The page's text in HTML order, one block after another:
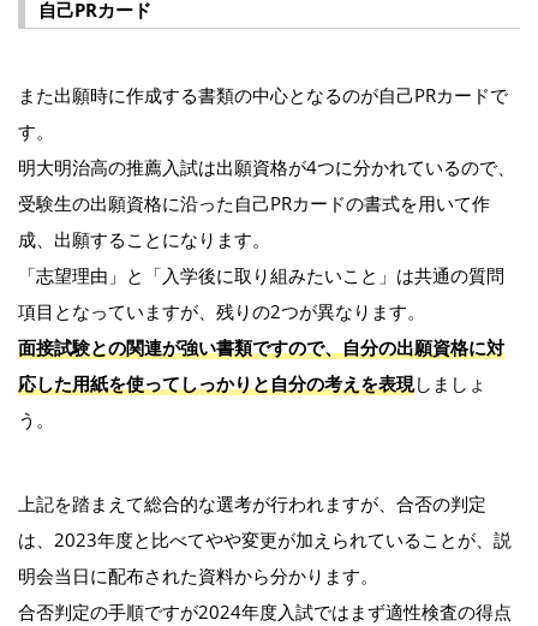
自己PRカード
また出願時に作成する書類の中心となるのが自己PRカードで
す。
明大明治高の推薦入試は出願資格が4つに分かれているので、
受験生の出願資格に沿った自己PRカードの書式を用いて作
成、出願することになります。
「志望理由」と「入学後に取り組みたいこと」は共通の質問
項目となっていますが、残りの2つが異なります。
面接試験との関連が強い書類ですので、自分の出願資格に対
応した用紙を使ってしっかりと自分の考えを表現しましょ
う。
上記を踏まえて総合的な選考が行われますが、合否の判定
は、2023年度と比べてやや変更が加えられていることが、説
明会当日に配布された資料から分かります。
合否判定の手順ですが2024年度入試ではまず適性検査の得点